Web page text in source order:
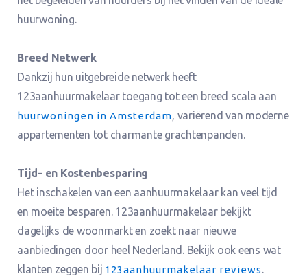
huurwoning.
Breed Netwerk
Dankzij hun uitgebreide netwerk heeft
123aanhuurmakelaar toegang tot een breed scala aan
huurwoningen in Amsterdam, variërend van moderne
appartementen tot charmante grachtenpanden.
Tijd- en Kostenbesparing
Het inschakelen van een aanhuurmakelaar kan veel tijd
en moeite besparen. 123aanhuurmakelaar bekijkt
dagelijks de woonmarkt en zoekt naar nieuwe
aanbiedingen door heel Nederland. Bekijk ook eens wat
klanten zeggen bij 123aanhuurmakelaar reviews.